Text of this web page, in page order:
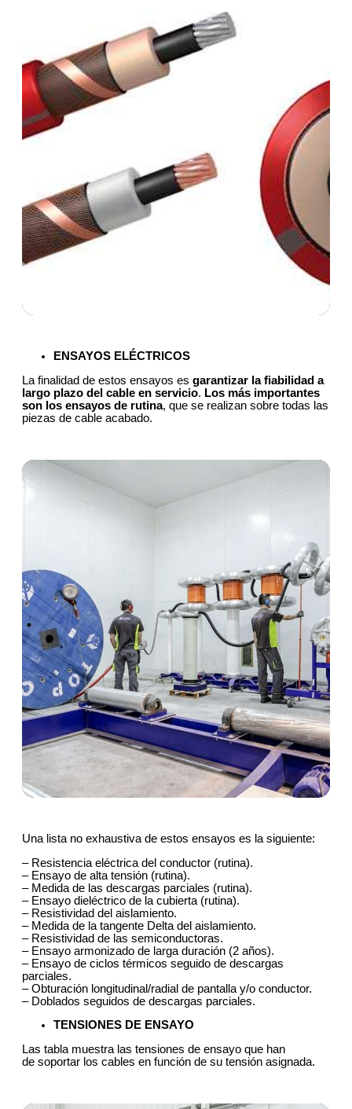
ENSAYOS ELÉCTRICOS
La finalidad de estos ensayos es garantizar la fiabilidad a
largo plazo del cable en servicio. Los más importantes
son los ensayos de rutina, que se realizan sobre todas las
piezas de cable acabado.
Una lista no exhaustiva de estos ensayos es la siguiente:
– Resistencia eléctrica del conductor (rutina).
– Ensayo de alta tensión (rutina).
– Medida de las descargas parciales (rutina).
– Ensayo dieléctrico de la cubierta (rutina).
– Resistividad del aislamiento.
– Medida de la tangente Delta del aislamiento.
– Resistividad de las semiconductoras.
– Ensayo armonizado de larga duración (2 años).
– Ensayo de ciclos térmicos seguido de descargas
parciales.
– Obturación longitudinal/radial de pantalla y/o conductor.
– Doblados seguidos de descargas parciales.
TENSIONES DE ENSAYO
Las tabla muestra las tensiones de ensayo que han
de soportar los cables en función de su tensión asignada.